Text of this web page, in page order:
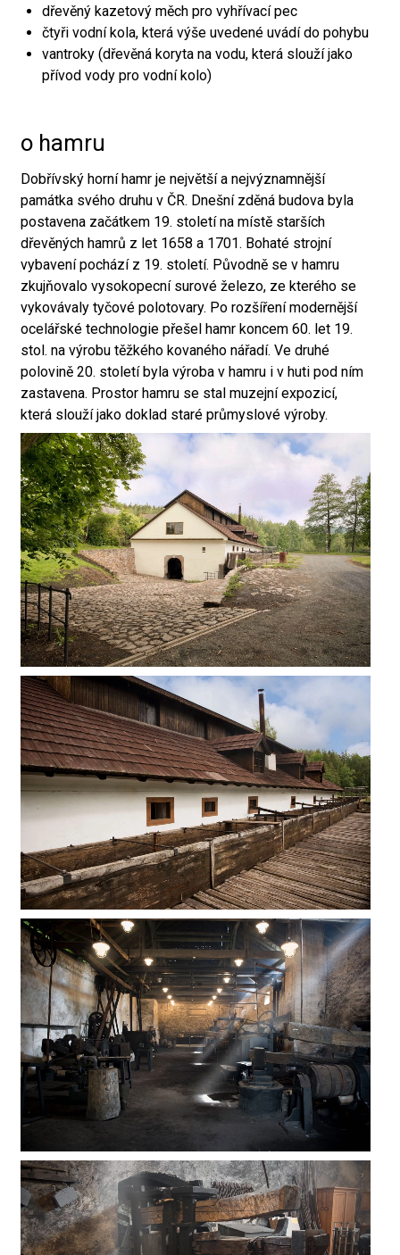
dřevěný kazetový měch pro vyhřívací pec
čtyři vodní kola, která výše uvedené uvádí do pohybu
vantroky (dřevěná koryta na vodu, která slouží jako
přívod vody pro vodní kolo)
o hamru
Dobřívský horní hamr je největší a nejvýznamnější
památka svého druhu v ČR. Dnešní zděná budova byla
postavena začátkem 19. století na místě starších
dřevěných hamrů z let 1658 a 1701. Bohaté strojní
vybavení pochází z 19. století. Původně se v hamru
zkujňovalo vysokopecní surové železo, ze kterého se
vykovávaly tyčové polotovary. Po rozšíření modernější
ocelářské technologie přešel hamr koncem 60. let 19.
stol. na výrobu těžkého kovaného nářadí. Ve druhé
polovině 20. století byla výroba v hamru i v huti pod ním
zastavena. Prostor hamru se stal muzejní expozicí,
která slouží jako doklad staré průmyslové výroby.